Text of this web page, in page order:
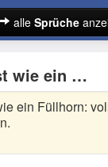
alle Sprüche
wie ein …
ein Füllhorn: